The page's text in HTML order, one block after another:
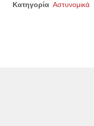
Κατηγορία Αστυνομικά